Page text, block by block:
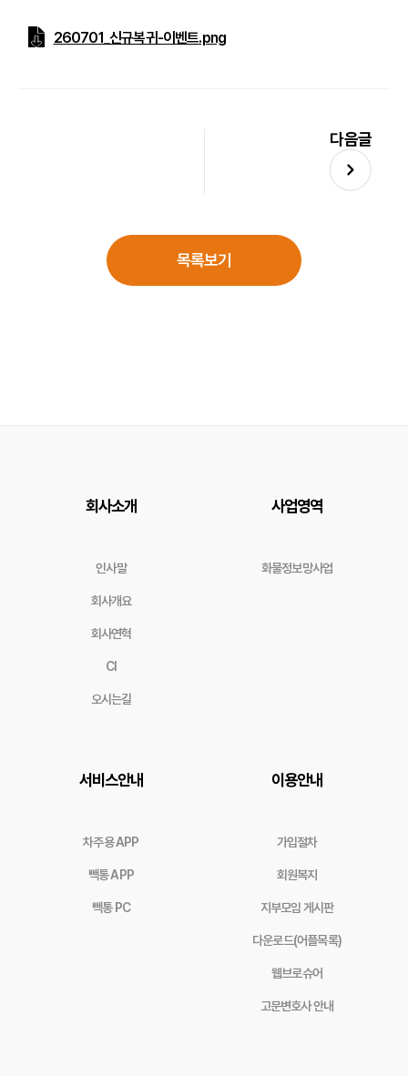
260701_신규복귀-이벤트.png
다음글
목록보기
회사소개
인사말
회사개요
회사연혁
CI
오시는길
사업영역
화물정보망사업
서비스안내
차주용 APP
빽통 APP
빽통 PC
이용안내
가입절차
회원복지
지부모임 게시판
다운로드(어플목록)
웹브로슈어
고문변호사 안내